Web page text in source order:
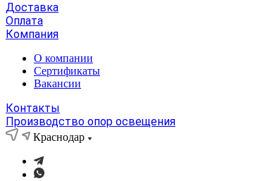
Доставка
Оплата
Компания
О компании
Сертификаты
Вакансии
Контакты
Производство опор освещения
Краснодар